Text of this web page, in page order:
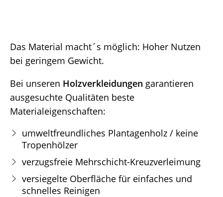
Das Material macht´s möglich: Hoher Nutzen
bei geringem Gewicht.
Bei unseren Holzverkleidungen garantieren
ausgesuchte Qualitäten beste
Materialeigenschaften:
umweltfreundliches Plantagenholz / keine
Tropenhölzer
verzugsfreie Mehrschicht-Kreuzverleimung
versiegelte Oberfläche für einfaches und
schnelles Reinigen